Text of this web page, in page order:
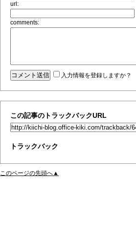
url:
comments:
入力情報を登録しますか？
この記事のトラックバックURL
トラックバック
このページの先頭へ▲